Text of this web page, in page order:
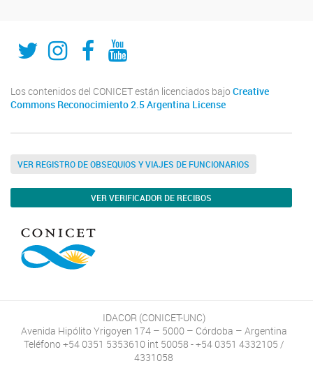
Twitter
Instagram
Fecebook
Youtube
Los contenidos del CONICET están licenciados bajo Creative
Commons Reconocimiento 2.5 Argentina License
VER REGISTRO DE OBSEQUIOS Y VIAJES DE FUNCIONARIOS
VER VERIFICADOR DE RECIBOS
IDACOR (CONICET-UNC)
Avenida Hipólito Yrigoyen 174 – 5000 – Córdoba – Argentina
Teléfono +54 0351 5353610 int 50058 - +54 0351 4332105 /
4331058